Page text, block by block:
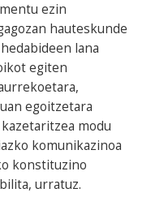
ezin
hauteskunde
lana
egiten
egoitzetara
modu
komunikazinoa
konstituzino
urratuz.